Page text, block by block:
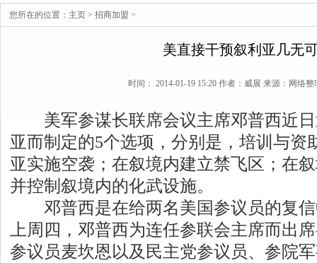
您所在的位置： 主页 > 招商加盟 >
美直接干预叙利亚几无
时间： 2014-01-19 15:20 作者：威展 来源：网络
美军参谋长联席会议主席邓普西近日
亚而制定的5个选项，分别是，培训与资
亚实施空袭；在叙境内建立禁飞区；在
并控制叙境内的化武设施。
邓普西是在给两名美国参议员的复信
上周四，邓普西为连任参联会主席而出
参议员麦坎恩以及民主党参议员、参院